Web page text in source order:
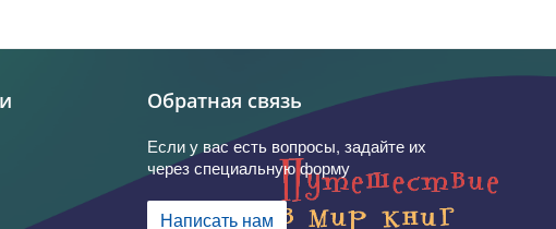
Обратная связь
Если у вас есть вопросы, задайте их
через специальную форму
Написать нам